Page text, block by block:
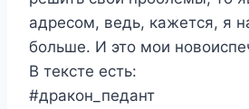
адресом, ведь, кажется, я
больше. И это мои
В тексте есть:
#дракон_педант